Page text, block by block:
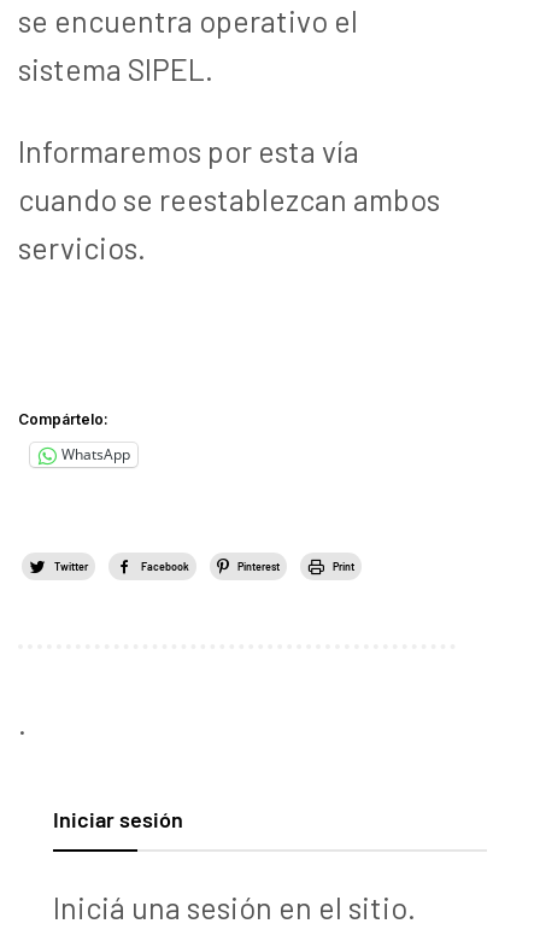
se encuentra operativo el
sistema SIPEL.
Informaremos por esta vía
cuando se reestablezcan ambos
servicios.
Compártelo:
WhatsApp
Twitter Facebook Pinterest Print
.
Iniciar sesión
Iniciá una sesión en el sitio.